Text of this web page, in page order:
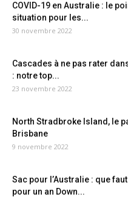
COVID-19 en Australie : le
situation pour les...
30 novembre 2022
Cascades à ne pas rater
: notre top...
23 novembre 2022
North Stradbroke Island, le
Brisbane
9 novembre 2022
Sac pour l’Australie : que
pour un an Down...